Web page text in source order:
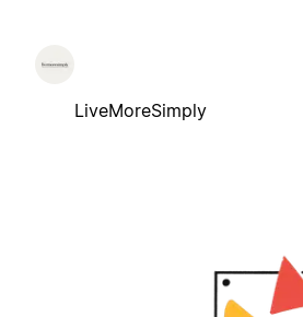
LiveMoreSimply